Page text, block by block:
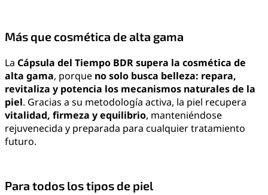
Más que cosmética de alta gama
La Cápsula del Tiempo BDRsupera la cosmética de
alta gama, porque no solo busca belleza: repara,
revitaliza y potencia los mecanismos naturales de la
piel. Gracias a su metodología activa, la piel recupera
vitalidad, firmeza y equilibrio, manteniéndose
rejuvenecida y preparada para cualquier tratamiento
futuro.
Para todos los tipos de piel